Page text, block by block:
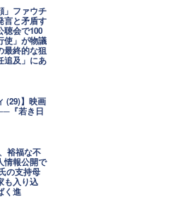
」ファウチ
言と矛盾す
聴会で100
使」が物議
最終的な狙
追及」にあ
(29)】映画
『若き日
裕福な不
情報公開で
の支持母
も入り込
く進